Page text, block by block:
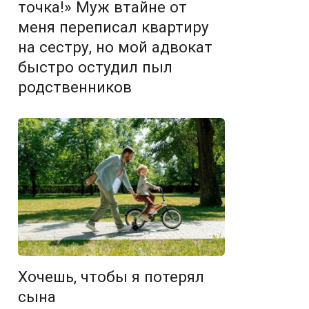
точка!» Муж втайне от
меня переписал квартиру
на сестру, но мой адвокат
быстро остудил пыл
родственников
Хочешь, чтобы я потерял
сына